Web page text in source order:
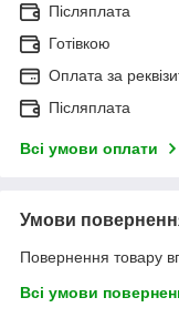
Післяплата
Готівкою
Оплата за
Післяплата
Всі умови оплати
Умови
Повернення товару
Всі умови